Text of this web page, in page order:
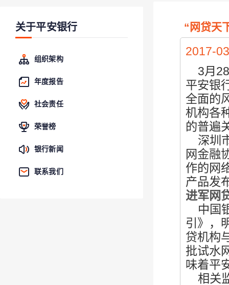
关于平安银行电子版信用卡更名为平安银行数字信用卡的公告
关于平安银行
组织架构
年度报告
社会责任
荣誉榜
银行新闻
联系我们
“网贷天
2017-
3月
平安银
全面的
机构各
的普遍
深圳
网金融
作的网
产品发
进军网
中国
引》，
贷机构
批试水
味着平
相关